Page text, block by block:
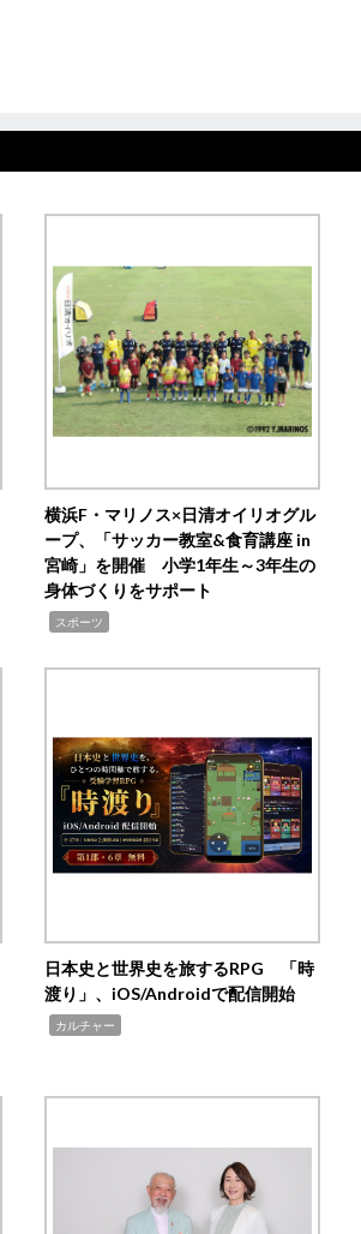
横浜F・マリノス×日清オイリオグル
ープ、「サッカー教室&食育講座 in
宮崎」を開催 小学1年生～3年生の
身体づくりをサポート
スポーツ
日本史と世界史を旅するRPG 「時
渡り」、iOS/Androidで配信開始
カルチャー